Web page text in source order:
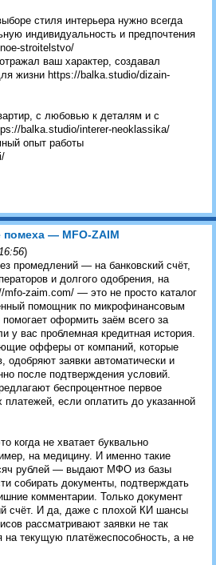
стиля интерьера нужно всегда
индивидуальность и предпочтения
stroitelstvo/
ваш характер, создавал
жизни https://balka.studio/dizain-
с любовью к деталям и с
balka.studio/interer-neoklassika/
опыт работы
помеха — MFO-ZAIM
16:56)
промедлений — на банковский счёт,
и долгого одобрения, на
zaim.com/ — это не просто каталог
помощник по микрофинансовым
оформить заём всего за
у вас проблемная кредитная история.
офферы от компаний, которые
одобряют заявки автоматически и
после подтверждения условий.
беспроцентное первое
если оплатить до указанной
когда не хватает буквально
на медицину. И именно такие
рублей — выдают МФО из базы
собирать документы, подтверждать
комментарии. Только документ
счёт. И да, даже с плохой КИ шансы
рассматривают заявки не так
на текущую платёжеспособность, а не